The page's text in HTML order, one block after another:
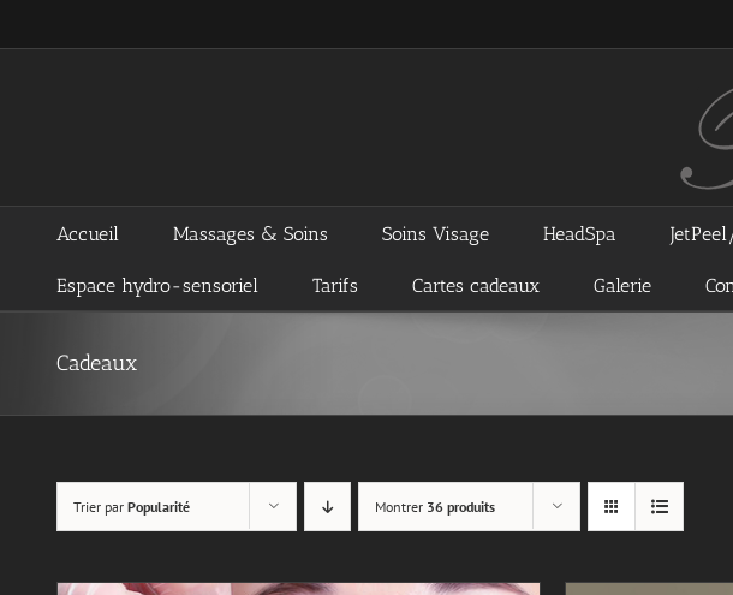
Accueil Massages & Soins Soins Visage HeadSpa
Espace hydro-sensoriel Tarifs Cartes cadeaux Galerie
Cadeaux
Trier par Popularité Montrer 36 produits